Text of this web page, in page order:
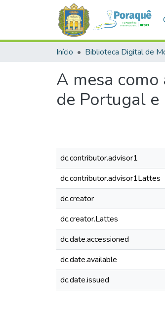
Início
A mesa
de Portugal e
dc.contributor.advisor1
dc.contributor.advisor1Lattes
dc.creator
dc.creator.Lattes
dc.date.accessioned
dc.date.available
dc.date.issued